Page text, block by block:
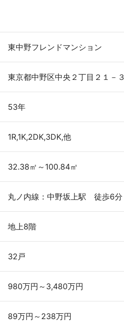
東中野フレンドマンション
東京都中野区中央２丁目２１－３
53年
1R,1K,2DK,3DK,他
32.38㎡～100.84㎡
丸ノ内線：中野坂上駅 徒歩6分
地上8階
32戸
980万円～3,480万円
89万円～238万円